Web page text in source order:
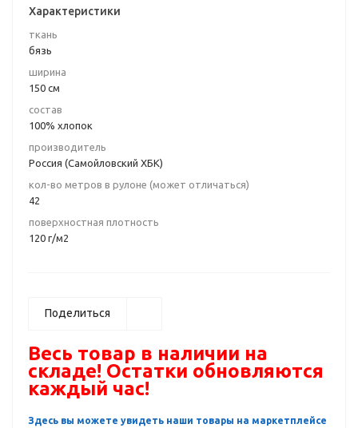
Характеристики
ткань
бязь
ширина
150 см
состав
100% хлопок
производитель
Россия (Самойловский ХБК)
кол-во метров в рулоне (может отличаться)
42
поверхностная плотность
120 г/м2
Поделиться
Весь товар в наличии на
складе! Остатки обновляются
каждый час!
Здесь вы можете увидеть наши товары на маркетплейсе